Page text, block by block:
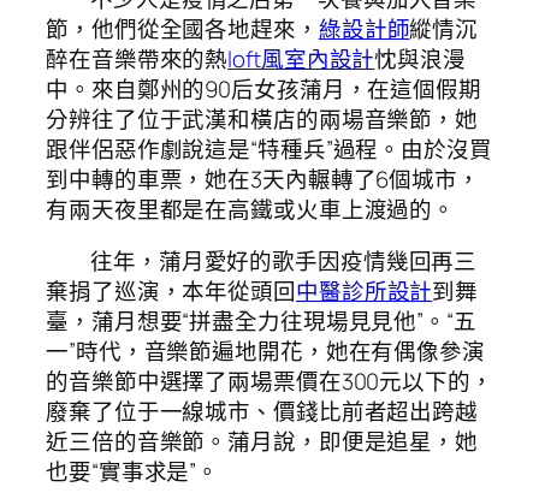
節，他們從全國各地趕來， 綠設計師縱情沉
醉在音樂帶來的熱loft風室內設計忱與浪漫
中。來自鄭州的90后女孩蒲月，在這個假期
分辨往了位于武漢和橫店的兩場音樂節，她
跟伴侶惡作劇說這是“特種兵”過程。由於沒買
到中轉的車票，她在3天內輾轉了6個城市，
有兩天夜里都是在高鐵或火車上渡過的。
往年，蒲月愛好的歌手因疫情幾回再三
棄捐了巡演，本年從頭回中醫診所設計到舞
臺，蒲月想要“拼盡全力往現場見見他”。“五
一”時代，音樂節遍地開花，她在有偶像參演
的音樂節中選擇了兩場票價在300元以下的，
廢棄了位于一線城市、價錢比前者超出跨越
近三倍的音樂節。蒲月說，即便是追星，她
也要“實事求是”。